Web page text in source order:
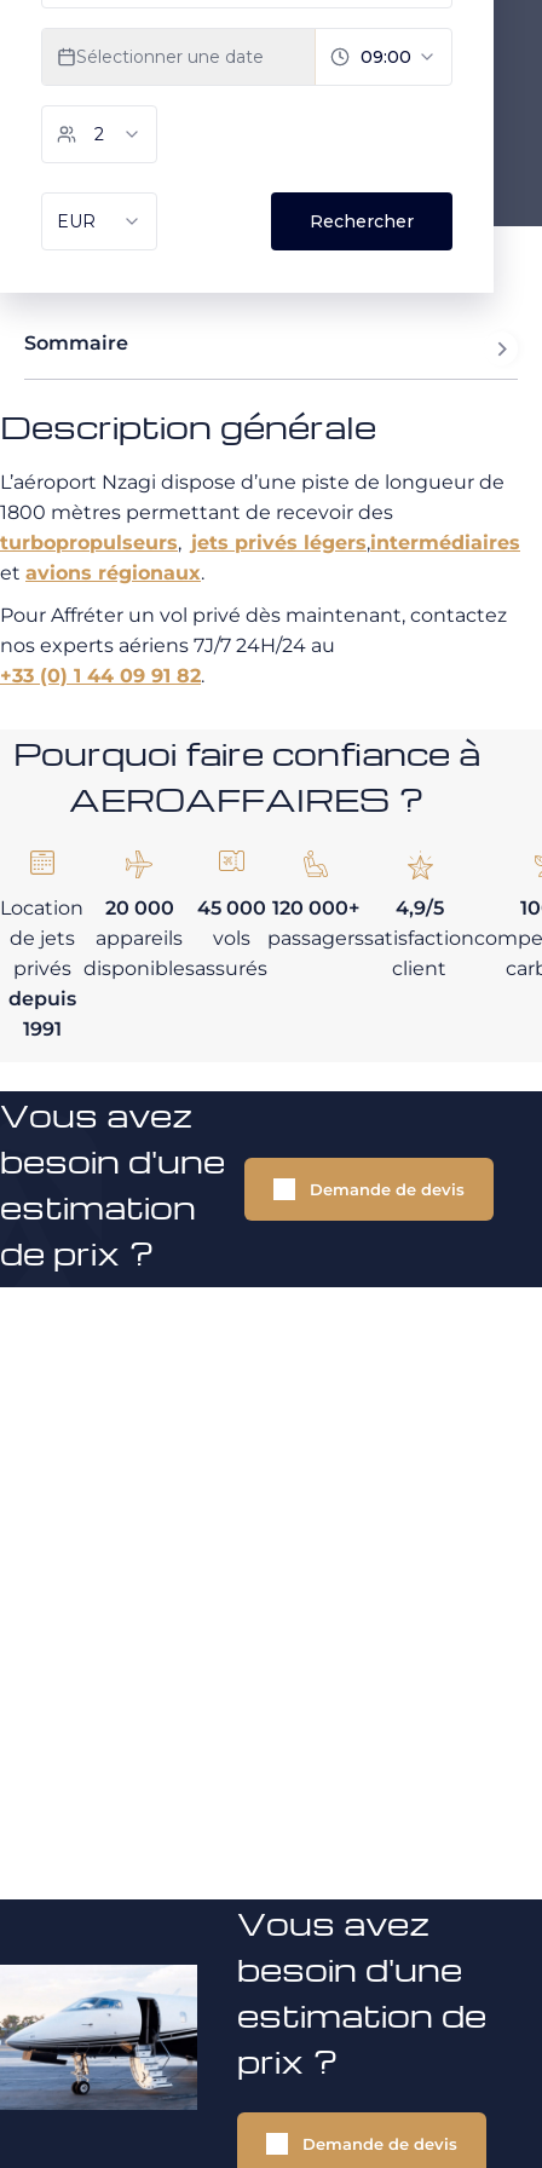
Sommaire
Description générale
L’aéroport Nzagi dispose d’une piste de longueur de
1800 mètres permettant de recevoir des
turbopropulseurs, jets privés légers,intermédiaires
et avions régionaux.
Pour Affréter un vol privé dès maintenant, contactez
nos experts aériens 7J/7 24H/24 au
+33 (0) 1 44 09 91 82.
Pourquoi faire confiance à
AEROAFFAIRES ?
Location
de jets
privés
depuis
1991
20 000
appareils
disponibles
45 000
vols
assurés
120 000+
passagers
4,9/5
satisfaction
client
Vous avez
besoin d'une
estimation
de prix ?
Demande de devis
Vous avez
besoin d'une
estimation de
prix ?
Demande de devis